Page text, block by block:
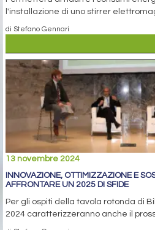
l'installazione di uno stirrer
di Stefano Gennari
13 novembre 2024
INNOVAZIONE, OTTIMIZZAZIONE E
AFFRONTARE UN 2025 DI SFIDE
Per gli ospiti della tavola rotonda di
2024 caratterizzeranno anche il